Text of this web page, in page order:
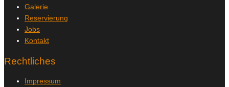
Galerie
Reservierung
Jobs
Kontakt
Rechtliches
Impressum